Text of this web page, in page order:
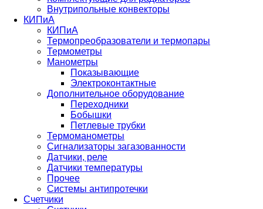
Внутрипольные конвекторы
КИПиА
КИПиА
Термопреобразователи и термопары
Термометры
Манометры
Показывающие
Электроконтактные
Дополнительное оборудование
Переходники
Бобышки
Петлевые трубки
Термоманометры
Сигнализаторы загазованности
Датчики, реле
Датчики температуры
Прочее
Системы антипротечки
Счетчики